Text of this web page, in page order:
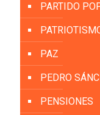
PARTIDO
PAZ
PEDRO
PENSIONES